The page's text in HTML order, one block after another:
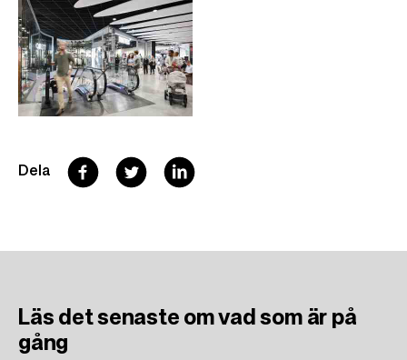
Dela F
o
T
e
L
d
Läs det senaste om vad som är på
gång